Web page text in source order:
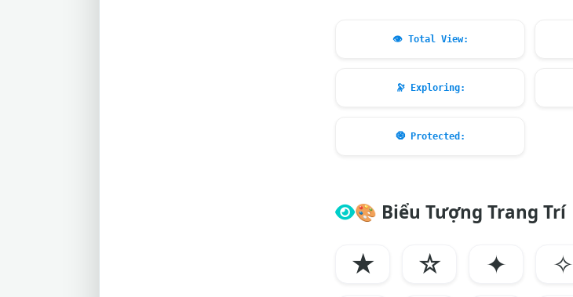
👁️Total View:
🔭Exploring:
🧿Protected:
🎨 Biểu Tượng Trang Trí
★ ☆ ✦ ✧